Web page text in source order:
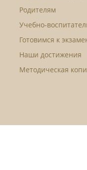
Родителям
Учебно-
Готовимся к
Наши достижения
Методическая